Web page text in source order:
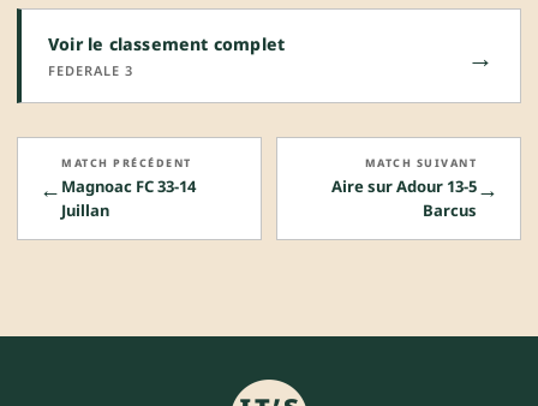
Voir le classement complet
FEDERALE 3 →
←
MATCH PRÉCÉDENT
Magnoac FC 33-14
Juillan
→
MATCH SUIVANT
Aire sur Adour 13-5
Barcus